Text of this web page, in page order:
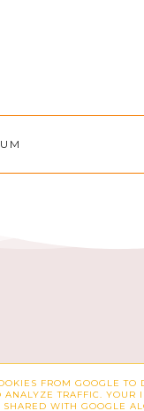
FROM GOOGLE TO
ANALYZE TRAFFIC. YOUR
SHARED WITH GOOGLE